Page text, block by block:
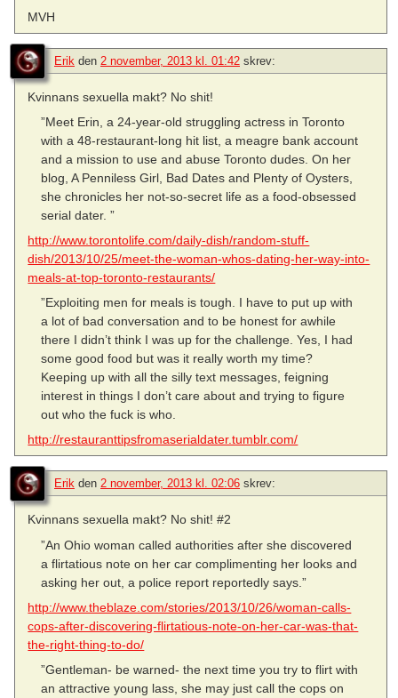
MVH
Erik den 2 november, 2013 kl. 01:42 skrev:
Kvinnans sexuella makt? No shit!
”Meet Erin, a 24-year-old struggling actress in Toronto
with a 48-restaurant-long hit list, a meagre bank account
and a mission to use and abuse Toronto dudes. On her
blog, A Penniless Girl, Bad Dates and Plenty of Oysters,
she chronicles her not-so-secret life as a food-obsessed
serial dater. ”
http://www.torontolife.com/daily-dish/random-stuff-
dish/2013/10/25/meet-the-woman-whos-dating-her-way-into-
meals-at-top-toronto-restaurants/
”Exploiting men for meals is tough. I have to put up with
a lot of bad conversation and to be honest for awhile
there I didn’t think I was up for the challenge. Yes, I had
some good food but was it really worth my time?
Keeping up with all the silly text messages, feigning
interest in things I don’t care about and trying to figure
out who the fuck is who.
http://restauranttipsfromaserialdater.tumblr.com/
Erik den 2 november, 2013 kl. 02:06 skrev:
Kvinnans sexuella makt? No shit! #2
”An Ohio woman called authorities after she discovered
a flirtatious note on her car complimenting her looks and
asking her out, a police report reportedly says.”
http://www.theblaze.com/stories/2013/10/26/woman-calls-
cops-after-discovering-flirtatious-note-on-her-car-was-that-
the-right-thing-to-do/
”Gentleman- be warned- the next time you try to flirt with
an attractive young lass, she may just call the cops on